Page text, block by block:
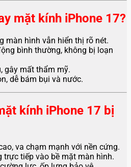
mặt kính iPhone 17?
màn hình vẫn hiển thị rõ nét.
bình thường, không bị loạn
gây mất thẩm mỹ.
dễ bám bụi và nước.
kính iPhone 17 bị
va chạm mạnh với nền cứng.
trực tiếp vào bề mặt màn hình.